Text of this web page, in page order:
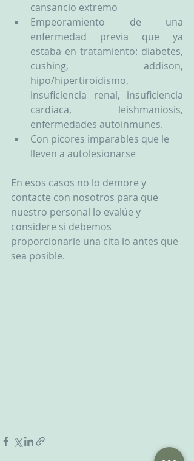
cansancio extremo
Empeoramiento de una
enfermedad previa que ya
estaba en tratamiento: diabetes,
cushing, addison,
hipo/hipertiroidismo,
insuficiencia renal, insuficiencia
cardiaca, leishmaniosis,
enfermedades autoinmunes.
Con picores imparables que le
lleven a autolesionarse
En esos casos no lo demore y
contacte con nosotros para que
nuestro personal lo evalúe y
considere si debemos
proporcionarle una cita lo antes que
sea posible.